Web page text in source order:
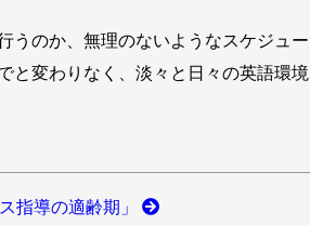
うのか、無理のないようなスケジュー
と変わりなく、淡々と日々の英語環境
指導の適齢期」